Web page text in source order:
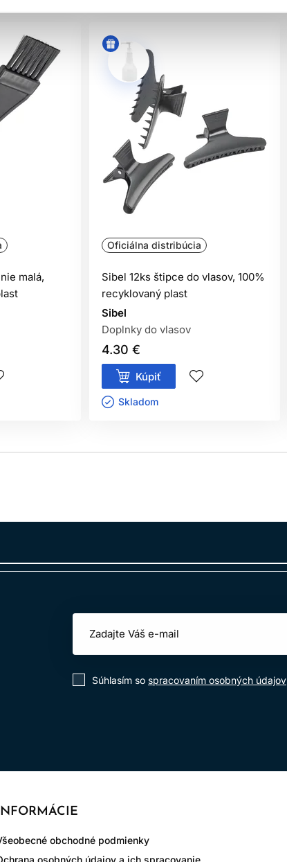
malá,
Oficiálna distribúcia
Sibel 12ks štipce do vlasov, 100%
recyklovaný plast
Sibel
Doplnky do vlasov
4.30 €
Kúpiť
Skladom ㅤ
Súhlasím so spracovaním osobných údajov
obchodné podmienky
osobných údajov a ich spracovanie